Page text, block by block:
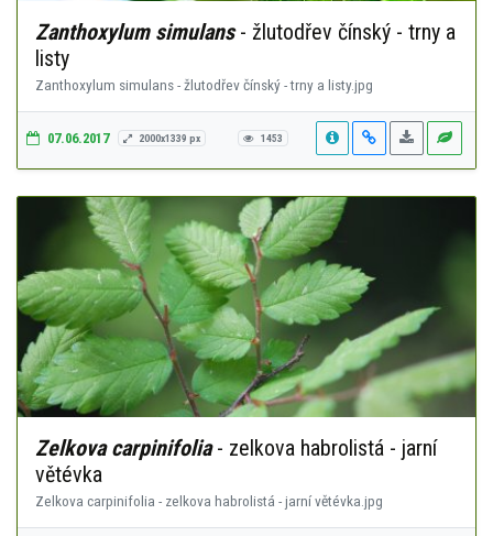
Zanthoxylum simulans- žlutodřev čínský - trny a
listy
Zanthoxylum simulans - žlutodřev čínský - trny a listy.jpg
07.06.2017 2000x1339 px 1453
Zelkova carpinifolia- zelkova habrolistá - jarní
větévka
Zelkova carpinifolia - zelkova habrolistá - jarní větévka.jpg